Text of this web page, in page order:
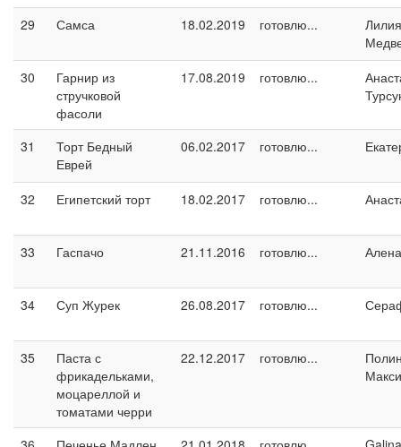
29 Самса 18.02.2019 готовлю...
Лилия
30
Гарнир из
стручковой
фасоли
17.08.2019 готовлю...
31
Торт Бедный
Еврей
06.02.2017 готовлю...
32 Египетский торт 18.02.2017 готовлю...
33 Гаспачо 21.11.2016 готовлю... Алена
34 Суп Журек 26.08.2017 готовлю...
35
Паста с
фрикадельками,
моцареллой и
томатами черри
22.12.2017 готовлю...